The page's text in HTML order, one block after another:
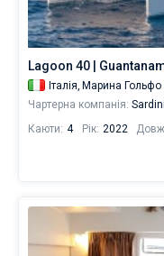
база
даних
містить
човнів
від
3900
незабутньої
Lagoon 40 |
Італія, Марина Гольфо
Чартерна компанія:
Каюти: 4 Рік: 2022
Без
Зі